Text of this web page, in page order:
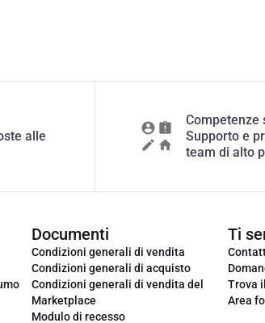
alle
Competenze
Supporto e
team di alto
Documenti
Condizioni generali di vendita
Condizioni generali di acquisto
Condizioni generali di vendita del
Marketplace
Modulo di recesso
Ti
Trova
Area